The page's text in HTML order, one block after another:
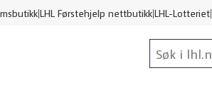
LHL Førstehjelp nettbutikkLHL-Lotteriet